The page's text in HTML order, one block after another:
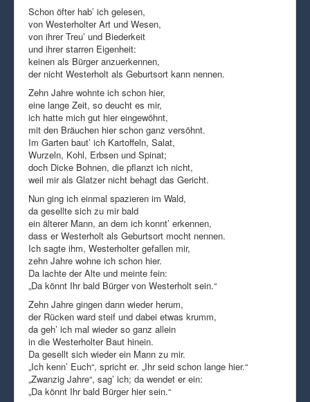
Schon öfter hab’ ich gelesen,
von Westerholter Art und Wesen,
von ihrer Treu’ und Biederkeit
und ihrer starren Eigenheit:
keinen als Bürger anzuerkennen,
der nicht Westerholt als Geburtsort kann nennen.
Zehn Jahre wohnte ich schon hier,
eine lange Zeit, so deucht es mir,
ich hatte mich gut hier eingewöhnt,
mit den Bräuchen hier schon ganz versöhnt.
Im Garten baut’ ich Kartoffeln, Salat,
Wurzeln, Kohl, Erbsen und Spinat;
doch Dicke Bohnen, die pflanzt ich nicht,
weil mir als Glatzer nicht behagt das Gericht.
Nun ging ich einmal spazieren im Wald,
da gesellte sich zu mir bald
ein älterer Mann, an dem ich konnt’ erkennen,
dass er Westerholt als Geburtsort mocht nennen.
Ich sagte ihm, Westerholter gefallen mir,
zehn Jahre wohne ich schon hier.
Da lachte der Alte und meinte fein:
„Da könnt Ihr bald Bürger von Westerholt sein.“
Zehn Jahre gingen dann wieder herum,
der Rücken ward steif und dabei etwas krumm,
da geh’ ich mal wieder so ganz allein
in die Westerholter Baut hinein.
Da gesellt sich wieder ein Mann zu mir.
„Ich kenn’ Euch“, spricht er. „Ihr seid schon lange hier.“
„Zwanzig Jahre“, sag’ ich; da wendet er ein:
„Da könnt Ihr bald Bürger hier sein.“